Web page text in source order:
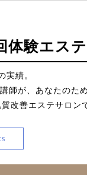
体験エス
実績。
師が、あなたのた
改善エステサロン